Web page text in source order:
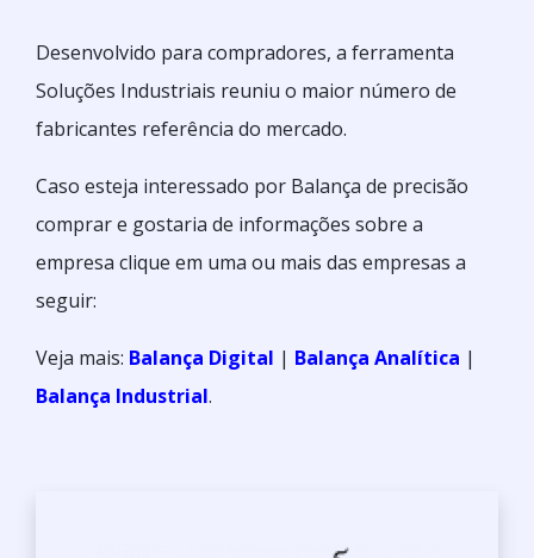
Desenvolvido para compradores, a ferramenta
Soluções Industriais reuniu o maior número de
fabricantes referência do mercado.
Caso esteja interessado por Balança de precisão
comprar e gostaria de informações sobre a
empresa clique em uma ou mais das empresas a
seguir:
Veja mais: Balança Digital | Balança Analítica |
Balança Industrial.